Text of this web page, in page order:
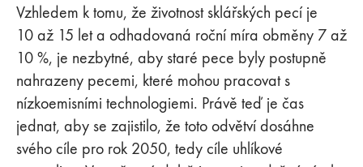
Vzhledem k tomu, že životnost sklářských pecí je
10 až 15 let a odhadovaná roční míra obměny 7 až
10 %, je nezbytné, aby staré pece byly postupně
nahrazeny pecemi, které mohou pracovat s
nízkoemisními technologiemi. Právě teď je čas
jednat, aby se zajistilo, že toto odvětví dosáhne
svého cíle pro rok 2050, tedy cíle uhlíkové